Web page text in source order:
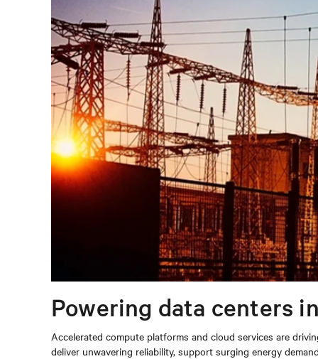
Powering data centers
Accelerated compute platforms and cloud services are
deliver unwavering reliability, support surging energy